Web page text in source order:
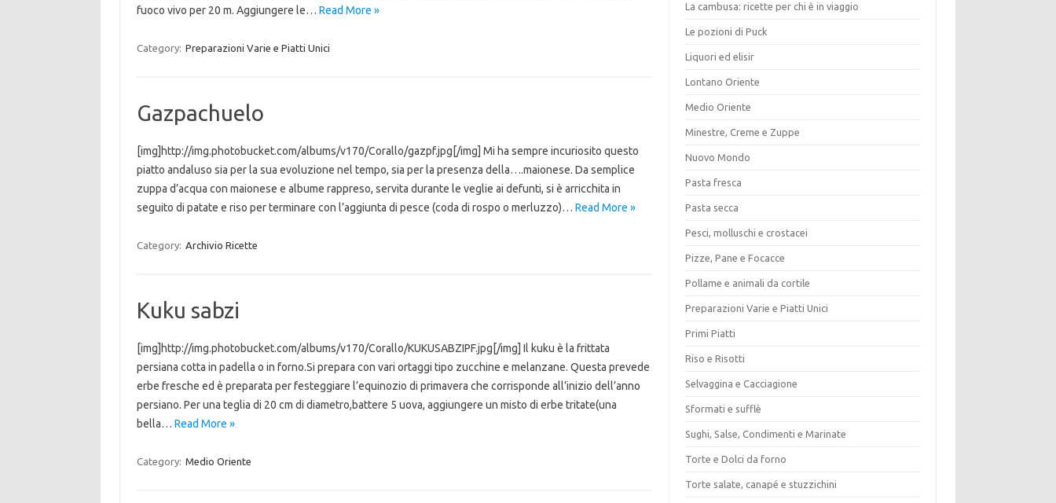
fuoco vivo per 20 m. Aggiungere le… Read More »
Category: Preparazioni Varie e Piatti Unici
Gazpachuelo
[img]http://img.photobucket.com/albums/v170/Corallo/gazpf.jpg[/img] Mi ha sempre incuriosito questo
piatto andaluso sia per la sua evoluzione nel tempo, sia per la presenza della….maionese. Da semplice
zuppa d’acqua con maionese e albume rappreso, servita durante le veglie ai defunti, si è arricchita in
seguito di patate e riso per terminare con l’aggiunta di pesce (coda di rospo o merluzzo)… Read More »
Category: Archivio Ricette
Kuku sabzi
[img]http://img.photobucket.com/albums/v170/Corallo/KUKUSABZIPF.jpg[/img] Il kuku è la frittata
persiana cotta in padella o in forno.Si prepara con vari ortaggi tipo zucchine e melanzane. Questa prevede
erbe fresche ed è preparata per festeggiare l’equinozio di primavera che corrisponde all’inizio dell’anno
persiano. Per una teglia di 20 cm di diametro,battere 5 uova, aggiungere un misto di erbe tritate(una
bella… Read More »
Category: Medio Oriente
La cambusa: ricette per chi è in viaggio
Le pozioni di Puck
Liquori ed elisir
Lontano Oriente
Medio Oriente
Minestre, Creme e Zuppe
Nuovo Mondo
Pasta fresca
Pasta secca
Pesci, molluschi e crostacei
Pizze, Pane e Focacce
Pollame e animali da cortile
Preparazioni Varie e Piatti Unici
Primi Piatti
Riso e Risotti
Selvaggina e Cacciagione
Sformati e sufflè
Sughi, Salse, Condimenti e Marinate
Torte e Dolci da forno
Torte salate, canapé e stuzzichini